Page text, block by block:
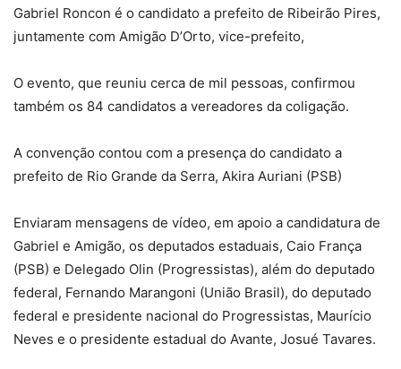
Gabriel Roncon é o candidato a prefeito de Ribeirão Pires,
juntamente com Amigão D’Orto, vice-prefeito,
O evento, que reuniu cerca de mil pessoas, confirmou
também os 84 candidatos a vereadores da coligação.
A convenção contou com a presença do candidato a
prefeito de Rio Grande da Serra, Akira Auriani (PSB)
Enviaram mensagens de vídeo, em apoio a candidatura de
Gabriel e Amigão, os deputados estaduais, Caio França
(PSB) e Delegado Olin (Progressistas), além do deputado
federal, Fernando Marangoni (União Brasil), do deputado
federal e presidente nacional do Progressistas, Maurício
Neves e o presidente estadual do Avante, Josué Tavares.